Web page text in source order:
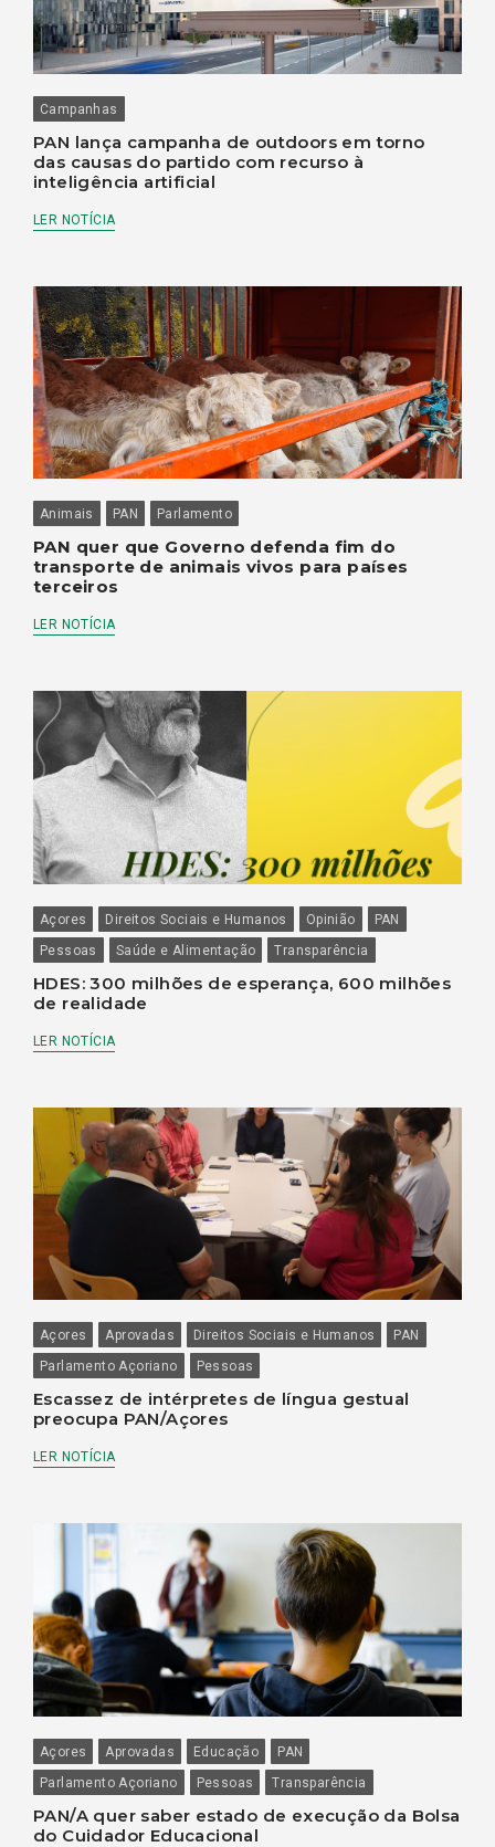
Campanhas
PAN lança campanha de outdoors em torno
das causas do partido com recurso à
inteligência artificial
LER NOTÍCIA
Animais PAN Parlamento
PAN quer que Governo defenda fim do
transporte de animais vivos para países
terceiros
LER NOTÍCIA
Açores Direitos Sociais e Humanos Opinião
PAN
Pessoas
Saúde e Alimentação Transparência
HDES: 300 milhões de esperança, 600 milhões
de realidade
LER NOTÍCIA
Açores Aprovadas Direitos Sociais e Humanos
PAN
Parlamento Açoriano
Pessoas
Escassez de intérpretes de língua gestual
preocupa PAN/Açores
LER NOTÍCIA
Açores Aprovadas Educação
PAN
Parlamento Açoriano
Pessoas Transparência
PAN/A quer saber estado de execução da Bolsa
do Cuidador Educacional